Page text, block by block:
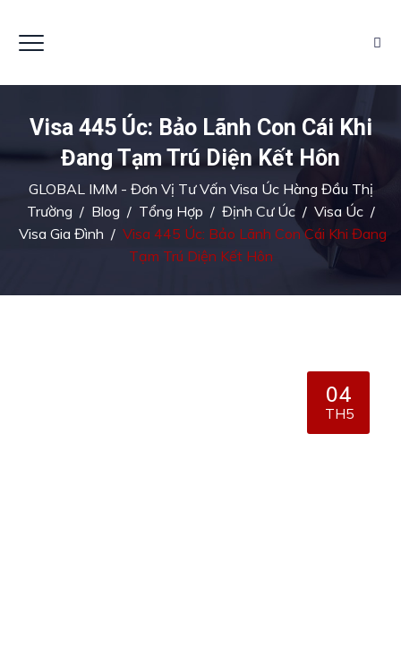
Visa 445 Úc: Bảo Lãnh Con Cái Khi
Đang Tạm Trú Diện Kết Hôn
GLOBAL IMM - Đơn Vị Tư Vấn Visa Úc Hàng Đầu Thị
Trường / Blog / Tổng Hợp / Định Cư Úc/ Visa Úc/
Visa Gia Đình / Visa 445 Úc: Bảo Lãnh Con Cái Khi Đang
Tạm Trú Diện Kết Hôn
04
TH5